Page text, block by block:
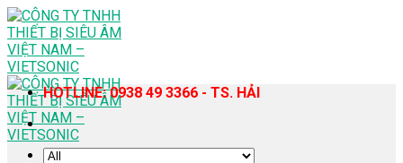
Skip
to
content
HOTLINE: 0938 49 3366 - TS. HẢI